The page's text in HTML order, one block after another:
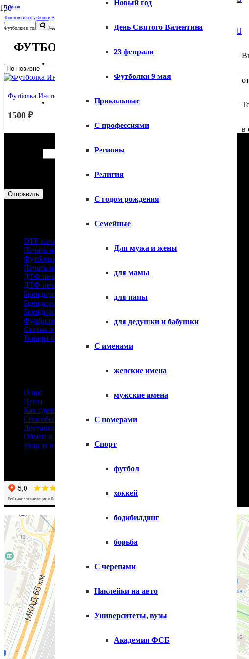
Новый год
День Святого Валентина
23 февраля
Футболки 9 мая
Прикольные
С профессиями
Регионы
Религия
С годом рождения
Семейные
Для мужа и жены
для мамы
для папы
для дедушки и бабушки
С именами
женские имена
мужские имена
С номерами
Спорт
футбол
хоккей
бодибилдинг
борьба
С черепами
Наклейки на авто
Университеты, вузы
Академия ФСБ
в
Главная
/
Толстовки и футболки Вузов и университетов
/
Футболки и толстовки ИСАА
ФУТБОЛКИ И ТОЛСТОВКИ ИСАА
Футболка Институт ИСАА
1500 ₽
Отправить
DTF печать в Москве
Печать на футболках оптом
Футболки с логотипом
Печать на детских футболках
ДТФ печать на шопперах
ДТФ печать для маркетплейсов
Брендирование футболок
Брендирование спецодежды
Брендирование спортивной одежды
Фулфилмент
Статьи о футболках
Товары без принтов
О нас
Цены
Как сделать заказ
Способы оплаты
Доставка товара
Обмен и возврат
Уход за изделиями